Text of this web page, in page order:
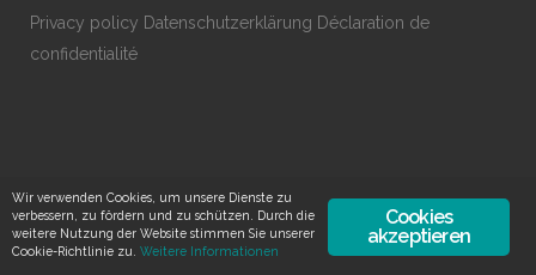
Privacy policy Datenschutzerklärung Déclaration de
confidentialité
Cookies
akzeptieren
Wir verwenden Cookies, um unsere Dienste zu
verbessern, zu fördern und zu schützen. Durch die
weitere Nutzung der Website stimmen Sie unserer
Cookie-Richtlinie zu. Weitere Informationen